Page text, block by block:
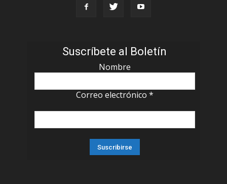
Suscríbete al Boletín
Nombre
Correo electrónico *